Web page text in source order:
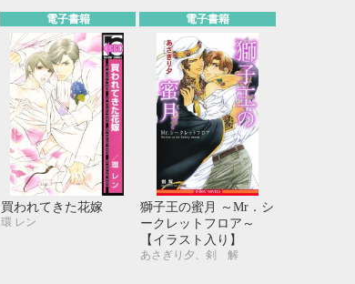
電子書籍
買われてきた花嫁
環 レン
電子書籍
獅子王の蜜月 ～Mr．シ
ークレットフロア～
【イラスト入り】
あさぎり夕、剣 解
THU FRI SAT
1 2
3
8 9
10
15 16
17
22 23
24
29 30 31